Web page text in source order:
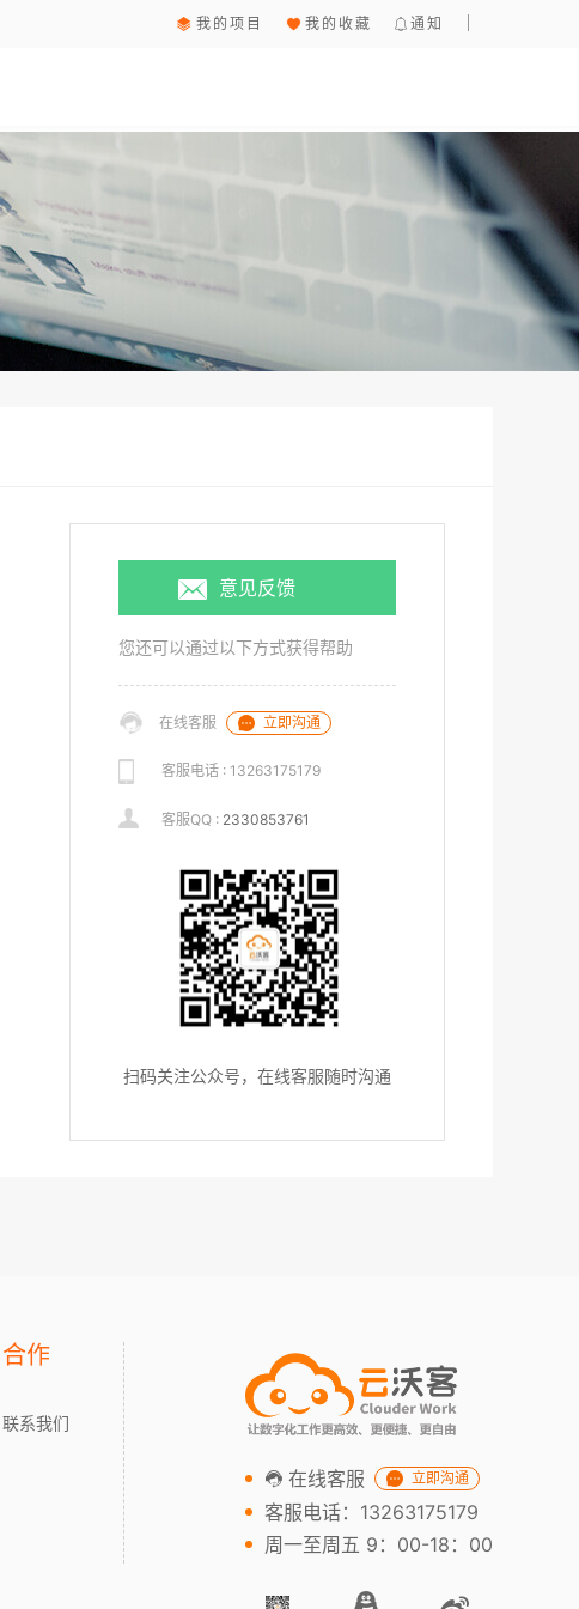
我的项目 我的收藏 通知
意见反馈
您还可以通过以下方式获得帮助
在线客服 立即沟通
客服电话 : 13263175179
客服QQ : 2330853761
扫码关注公众号，在线客服随时沟通
合作
联系我们
在线客服 立即沟通
客服电话：13263175179
周一至周五 9：00-18：00